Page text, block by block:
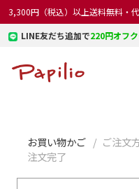
3,300円（税込）以上送料無料・
LINE友だち追加で220円オフ
お買い物かご ご注文
注文完了